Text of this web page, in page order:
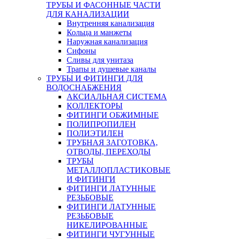
ТРУБЫ И ФАСОННЫЕ ЧАСТИ
ДЛЯ КАНАЛИЗАЦИИ
Внутренняя канализация
Кольца и манжеты
Наружная канализация
Сифоны
Сливы для унитаза
Трапы и душевые каналы
ТРУБЫ И ФИТИНГИ ДЛЯ
ВОДОСНАБЖЕНИЯ
АКСИАЛЬНАЯ СИСТЕМА
КОЛЛЕКТОРЫ
ФИТИНГИ ОБЖИМНЫЕ
ПОЛИПРОПИЛЕН
ПОЛИЭТИЛЕН
ТРУБНАЯ ЗАГОТОВКА,
ОТВОДЫ, ПЕРЕХОДЫ
ТРУБЫ
МЕТАЛЛОПЛАСТИКОВЫЕ
И ФИТИНГИ
ФИТИНГИ ЛАТУННЫЕ
РЕЗЬБОВЫЕ
ФИТИНГИ ЛАТУННЫЕ
РЕЗЬБОВЫЕ
НИКЕЛИРОВАННЫЕ
ФИТИНГИ ЧУГУННЫЕ